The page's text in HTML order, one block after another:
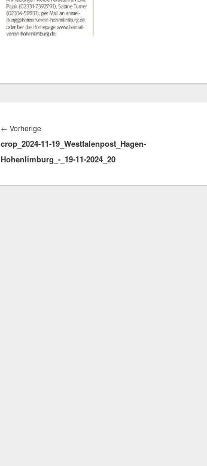
← Vorherige
Beitrag:
crop_2024-11-19_Westfalenpost_Hagen-
Hohenlimburg_-_19-11-2024_20